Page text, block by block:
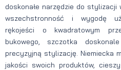
doskonałe narzędzie do stylizacji
wszechstronność i wygodę
rękojeści o kwadratowym
bukowego, szczotka
precyzyjną stylizację. Niemiecka
jakości swoich produktów,